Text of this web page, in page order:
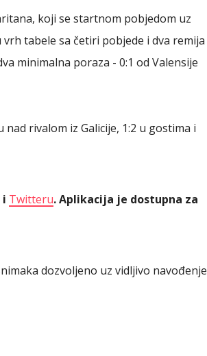
koji se startnom pobjedom uz
tabele sa četiri pobjede i dva remija
minimalna poraza - 0:1 od Valensije
rivalom iz Galicije, 1:2 u gostima i
i Twitteru. Aplikacija je dostupna za
dozvoljeno uz vidljivo navođenje